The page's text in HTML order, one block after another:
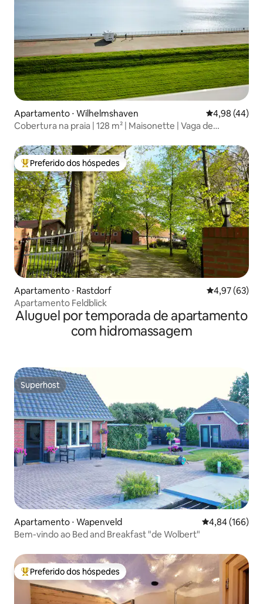
Apartamento ⋅ Wilhelmshaven 4,98 de uma
4,98 (44)
Cobertura na praia | 128 m² | Maisonette | Vaga de
Entre os melhores preferidos dos hóspedes
Preferido dos hóspedes
Apartamento ⋅ Rastdorf 4,97 de uma
4,97 (63)
Apartamento Feldblick
Aluguel por temporada de apartamento
com hidromassagem
Superhost
Superhost
Apartamento ⋅ Wapenveld 4,84 de uma
4,84 (166)
Bem-vindo ao Bed and Breakfast "de Wolbert"
Entre os melhores preferidos dos hóspedes
Preferido dos hóspedes